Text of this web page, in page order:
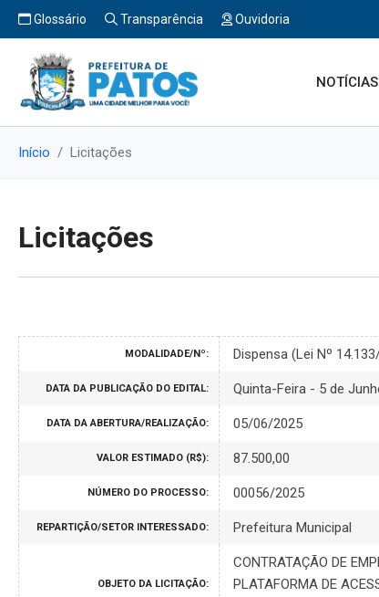
Glossário Transparência Ouvidoria
NOTÍCIAS
Início Licitações
Licitações
MODALIDADE/Nº: Dispensa (Lei Nº
DATA DA PUBLICAÇÃO DO EDITAL: Quinta-Feira - 5 de
DATA DA ABERTURA/REALIZAÇÃO: 05/06/2025
VALOR ESTIMADO (R$): 87.500,00
NÚMERO DO PROCESSO: 00056/2025
REPARTIÇÃO/SETOR INTERESSADO: Prefeitura Municipal
OBJETO DA LICITAÇÃO:
CONTRATAÇÃO DE
PLATAFORMA DE